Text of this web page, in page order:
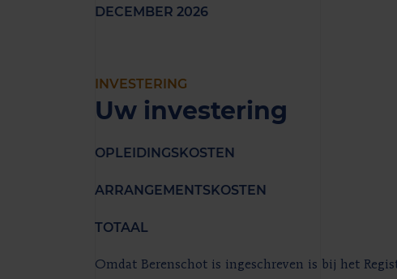
DECEMBER 2026
INVESTERING
Uw investering
OPLEIDINGSKOSTEN
ARRANGEMENTSKOSTEN
TOTAAL
Omdat Berenschot is ingeschreven is bij het